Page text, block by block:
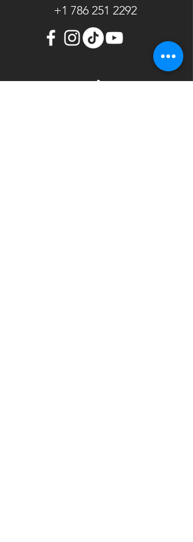
+1 786 251 2292